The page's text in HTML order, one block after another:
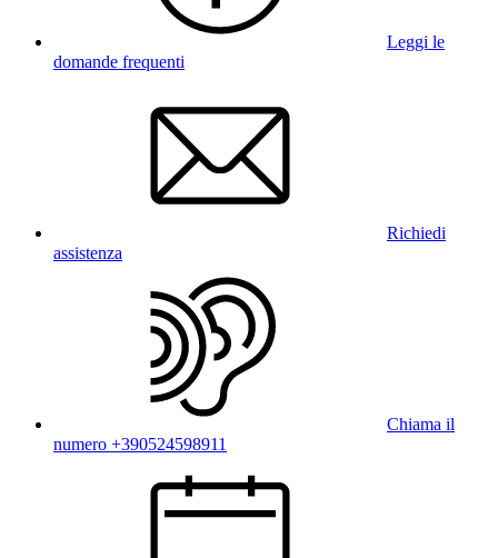
Leggi le
domande frequenti
Richiedi
assistenza
Chiama il
numero +390524598911